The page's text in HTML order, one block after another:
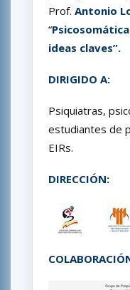
Prof. Antonio
“
ideas claves”.
DIRIGIDO A:
Psiquiatras,
estudiantes de
EIRs.
DIRECCIÓN: